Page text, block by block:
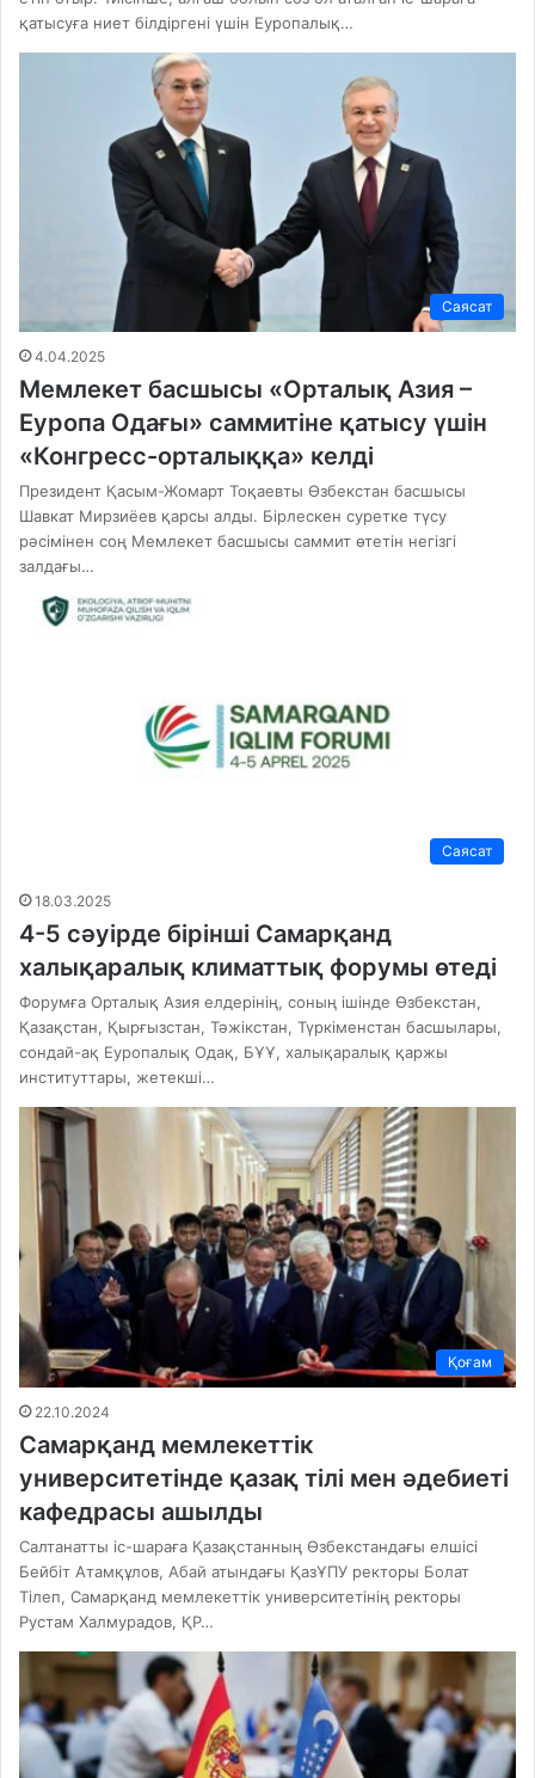
қатысуға ниет білдіргені үшін Еуропалық…
Саясат
4.04.2025
Мемлекет басшысы «Орталық Азия –
Еуропа Одағы» саммитіне қатысу үшін
«Конгресс-орталыққа» келді
Президент Қасым-Жомарт Тоқаевты Өзбекстан басшысы
Шавкат Мирзиёев қарсы алды. Бірлескен суретке түсу
рәсімінен соң Мемлекет басшысы саммит өтетін негізгі
залдағы…
Саясат
18.03.2025
4-5 сәуірде бірінші Самарқанд
халықаралық климаттық форумы өтеді
Форумға Орталық Азия елдерінің, соның ішінде Өзбекстан,
Қазақстан, Қырғызстан, Тәжікстан, Түркіменстан басшылары,
сондай-ақ Еуропалық Одақ, БҰҰ, халықаралық қаржы
институттары, жетекші…
Қоғам
22.10.2024
Самарқанд мемлекеттік
университетінде қазақ тілі мен әдебиеті
кафедрасы ашылды
Салтанатты іс-шараға Қазақстанның Өзбекстандағы елшісі
Бейбіт Атамқұлов, Абай атындағы ҚазҰПУ ректоры Болат
Тілеп, Самарқанд мемлекеттік университетінің ректоры
Рустам Халмурадов, ҚР…